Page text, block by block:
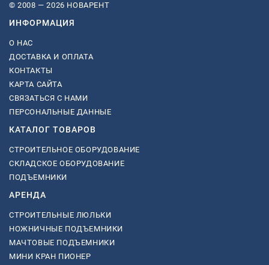
© 2008 — 2026 НОВАРЕНТ
ИНФОРМАЦИЯ
О НАС
ДОСТАВКА И ОПЛАТА
КОНТАКТЫ
КАРТА САЙТА
СВЯЗАТЬСЯ С НАМИ
ПЕРСОНАЛЬНЫЕ ДАННЫЕ
КАТАЛОГ ТОВАРОВ
СТРОИТЕЛЬНОЕ ОБОРУДОВАНИЕ
СКЛАДСКОЕ ОБОРУДОВАНИЕ
ПОДЪЕМНИКИ
АРЕНДА
СТРОИТЕЛЬНЫЕ ЛЮЛЬКИ
НОЖНИЧНЫЕ ПОДЪЕМНИКИ
МАЧТОВЫЕ ПОДЪЕМНИКИ
МИНИ КРАН ПИОНЕР